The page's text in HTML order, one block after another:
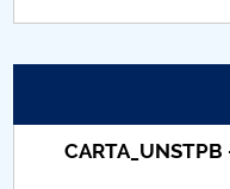
Proiect SU-ETIC
publică